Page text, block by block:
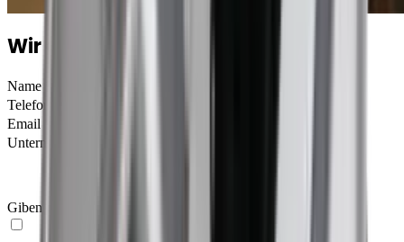
Wir erzählen dir gerne mehr
Name
Telefon
Email
Unternehmen
Giben Sie hier Ihre Nachricht ein